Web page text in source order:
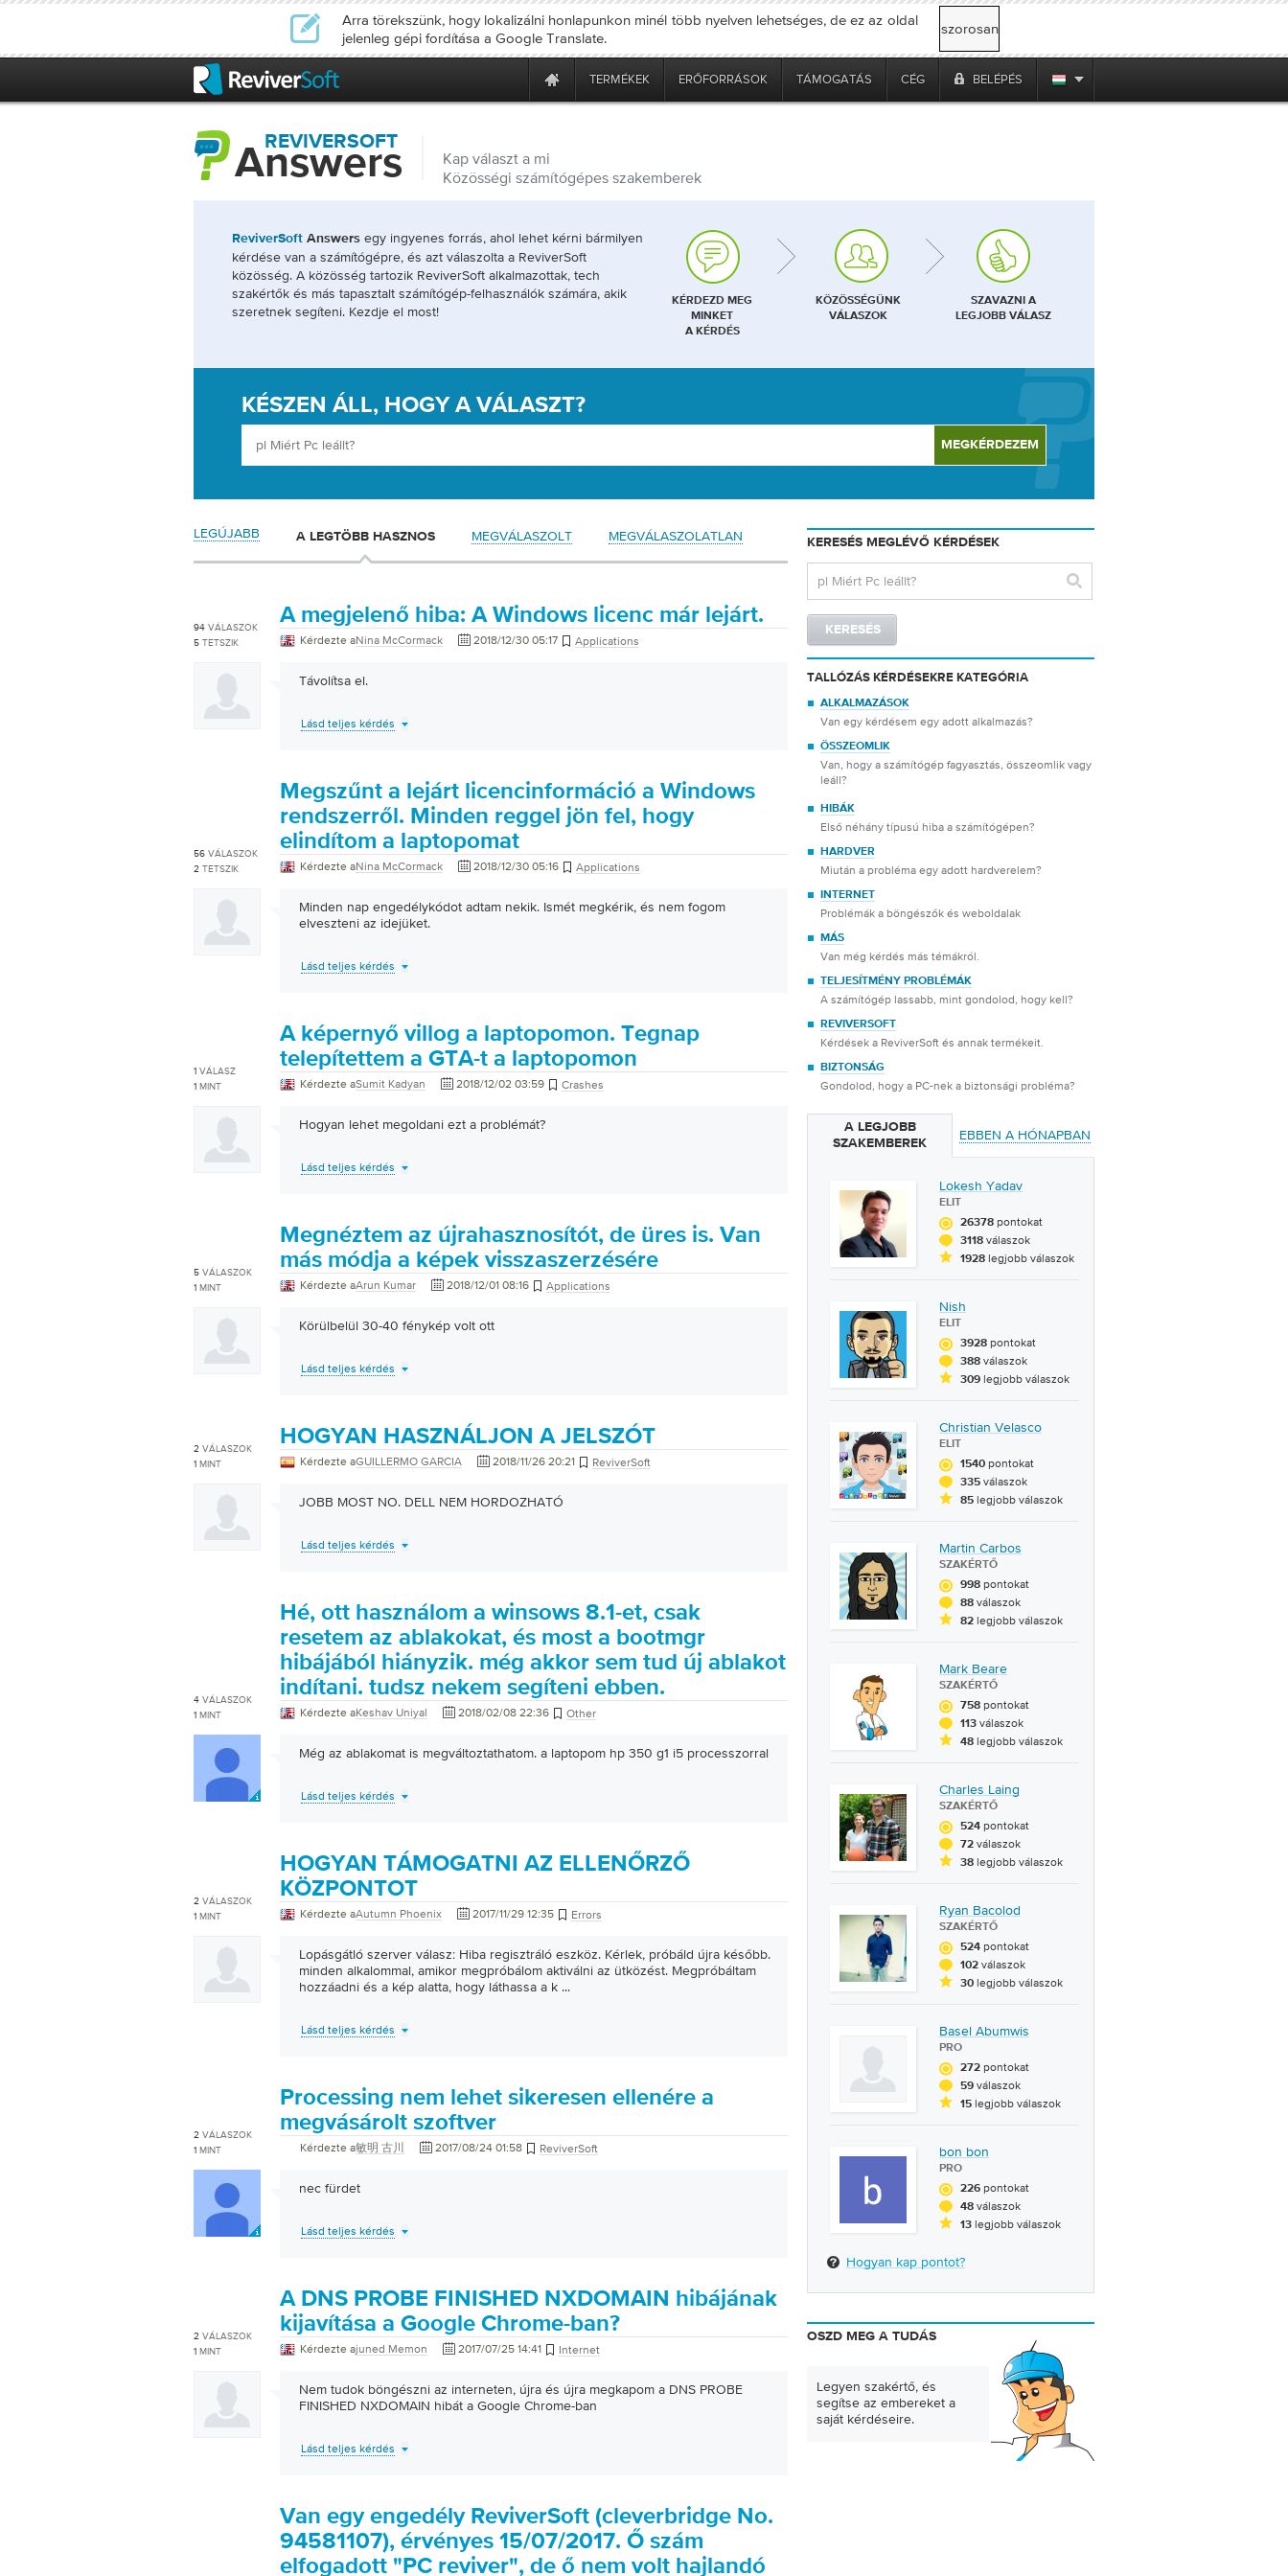
Arra törekszünk, hogy lokalizálni honlapunkon minél több nyelven lehetséges, de ez az oldal
jelenleg gépi fordítása a Google Translate.
szorosan
TERMÉKEK ERŐFORRÁSOK TÁMOGATÁS CÉG BELÉPÉS
REVIVERSOFT
Answers
Kap választ a mi
Közösségi számítógépes szakemberek
ReviverSoft Answers egy ingyenes forrás, ahol lehet kérni bármilyen
kérdése van a számítógépre, és azt válaszolta a ReviverSoft
közösség. A közösség tartozik ReviverSoft alkalmazottak, tech
szakértők és más tapasztalt számítógép-felhasználók számára, akik
szeretnek segíteni. Kezdje el most!
KÉRDEZD MEG
MINKET
A KÉRDÉS
KÖZÖSSÉGÜNK
VÁLASZOK
SZAVAZNI A
LEGJOBB VÁLASZ
KÉSZEN ÁLL, HOGY A VÁLASZT?
LEGÚJABB A LEGTÖBB HASZNOS MEGVÁLASZOLT MEGVÁLASZOLATLAN
94 VÁLASZOK
5 TETSZIK
A megjelenő hiba: A Windows licenc már lejárt.
Kérdezte aNina McCormack 2018/12/30 05:17 Applications
Távolítsa el.
Lásd teljes kérdés
56 VÁLASZOK
2 TETSZIK
Megszűnt a lejárt licencinformáció a Windows
rendszerről. Minden reggel jön fel, hogy
elindítom a laptopomat
Kérdezte aNina McCormack 2018/12/30 05:16 Applications
Minden nap engedélykódot adtam nekik. Ismét megkérik, és nem fogom
elveszteni az idejüket.
Lásd teljes kérdés
1 VÁLASZ
1 MINT
A képernyő villog a laptopomon. Tegnap
telepítettem a GTA-t a laptopomon
Kérdezte aSumit Kadyan 2018/12/02 03:59 Crashes
Hogyan lehet megoldani ezt a problémát?
Lásd teljes kérdés
5 VÁLASZOK
1 MINT
Megnéztem az újrahasznosítót, de üres is. Van
más módja a képek visszaszerzésére
Kérdezte aArun Kumar 2018/12/01 08:16 Applications
Körülbelül 30-40 fénykép volt ott
Lásd teljes kérdés
2 VÁLASZOK
1 MINT
HOGYAN HASZNÁLJON A JELSZÓT
Kérdezte aGUILLERMO GARCIA 2018/11/26 20:21 ReviverSoft
JOBB MOST NO. DELL NEM HORDOZHATÓ
Lásd teljes kérdés
4 VÁLASZOK
1 MINT
Hé, ott használom a winsows 8.1-et, csak
resetem az ablakokat, és most a bootmgr
hibájából hiányzik. még akkor sem tud új ablakot
indítani. tudsz nekem segíteni ebben.
Kérdezte aKeshav Uniyal 2018/02/08 22:36 Other
Még az ablakomat is megváltoztathatom. a laptopom hp 350 g1 i5 processzorral
Lásd teljes kérdés
2 VÁLASZOK
1 MINT
HOGYAN TÁMOGATNI AZ ELLENŐRZŐ
KÖZPONTOT
Kérdezte aAutumn Phoenix 2017/11/29 12:35 Errors
Lopásgátló szerver válasz: Hiba regisztráló eszköz. Kérlek, próbáld újra később.
minden alkalommal, amikor megpróbálom aktiválni az ütközést. Megpróbáltam
hozzáadni és a kép alatta, hogy láthassa a k ...
Lásd teljes kérdés
2 VÁLASZOK
1 MINT
Processing nem lehet sikeresen ellenére a
megvásárolt szoftver
Kérdezte a敏明 古川 2017/08/24 01:58 ReviverSoft
nec fürdet
Lásd teljes kérdés
2 VÁLASZOK
1 MINT
A DNS PROBE FINISHED NXDOMAIN hibájának
kijavítása a Google Chrome-ban?
Kérdezte ajuned Memon 2017/07/25 14:41 Internet
Nem tudok böngészni az interneten, újra és újra megkapom a DNS PROBE
FINISHED NXDOMAIN hibát a Google Chrome-ban
Lásd teljes kérdés
Van egy engedély ReviverSoft (cleverbridge No.
94581107), érvényes 15/07/2017. Ő szám
elfogadott "PC reviver", de ő nem volt hajlandó
KERESÉS MEGLÉVŐ KÉRDÉSEK
TALLÓZÁS KÉRDÉSEKRE KATEGÓRIA
ALKALMAZÁSOK
Van egy kérdésem egy adott alkalmazás?
ÖSSZEOMLIK
Van, hogy a számítógép fagyasztás, összeomlik vagy
leáll?
HIBÁK
Első néhány típusú hiba a számítógépen?
HARDVER
Miután a probléma egy adott hardverelem?
INTERNET
Problémák a böngészők és weboldalak
MÁS
Van még kérdés más témákról.
TELJESÍTMÉNY PROBLÉMÁK
A számítógép lassabb, mint gondolod, hogy kell?
REVIVERSOFT
Kérdések a ReviverSoft és annak termékeit.
BIZTONSÁG
Gondolod, hogy a PC-nek a biztonsági probléma?
A LEGJOBB
SZAKEMBEREK
EBBEN A HÓNAPBAN
Lokesh Yadav
ELIT
26378 pontokat
3118 válaszok
1928 legjobb válaszok
Nish
ELIT
3928 pontokat
388 válaszok
309 legjobb válaszok
Christian Velasco
ELIT
1540 pontokat
335 válaszok
85 legjobb válaszok
Martin Carbos
SZAKÉRTŐ
998 pontokat
88 válaszok
82 legjobb válaszok
Mark Beare
SZAKÉRTŐ
758 pontokat
113 válaszok
48 legjobb válaszok
Charles Laing
SZAKÉRTŐ
524 pontokat
72 válaszok
38 legjobb válaszok
Ryan Bacolod
SZAKÉRTŐ
524 pontokat
102 válaszok
30 legjobb válaszok
Basel Abumwis
PRO
272 pontokat
59 válaszok
15 legjobb válaszok
bon bon
PRO
226 pontokat
48 válaszok
13 legjobb válaszok
Hogyan kap pontot?
OSZD MEG A TUDÁS
Legyen szakértő, és
segítse az embereket a
saját kérdéseire.